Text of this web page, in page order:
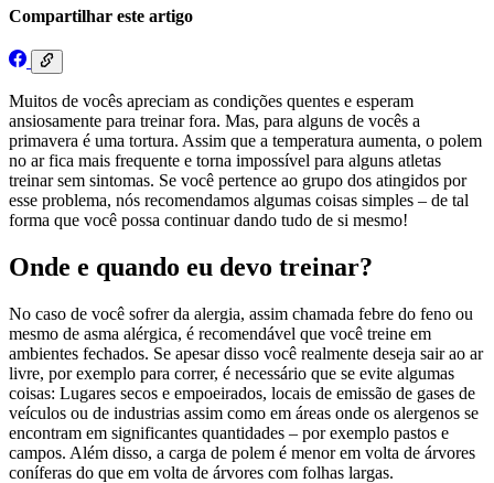
Compartilhar este artigo
Muitos de vocês apreciam as condições quentes e esperam
ansiosamente para treinar fora. Mas, para alguns de vocês a
primavera é uma tortura. Assim que a temperatura aumenta, o polem
no ar fica mais frequente e torna impossível para alguns atletas
treinar sem sintomas. Se você pertence ao grupo dos atingidos por
esse problema, nós recomendamos algumas coisas simples – de tal
forma que você possa continuar dando tudo de si mesmo!
Onde e quando eu devo treinar?
No caso de você sofrer da alergia, assim chamada febre do feno ou
mesmo de asma alérgica, é recomendável que você treine em
ambientes fechados. Se apesar disso você realmente deseja sair ao ar
livre, por exemplo para correr, é necessário que se evite algumas
coisas: Lugares secos e empoeirados, locais de emissão de gases de
veículos ou de industrias assim como em áreas onde os alergenos se
encontram em significantes quantidades – por exemplo pastos e
campos. Além disso, a carga de polem é menor em volta de árvores
coníferas do que em volta de árvores com folhas largas.